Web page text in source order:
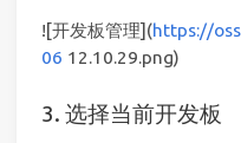
![开发板管理](https://
06 12.10.29.png)
3. 选择当前开发板